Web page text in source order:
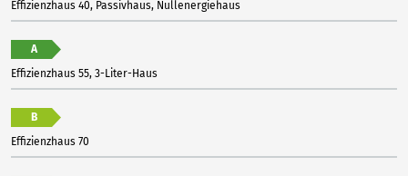
Effizienzhaus 40, Passivhaus, Nullenergiehaus
A
Effizienzhaus 55, 3-Liter-Haus
B
Effizienzhaus 70